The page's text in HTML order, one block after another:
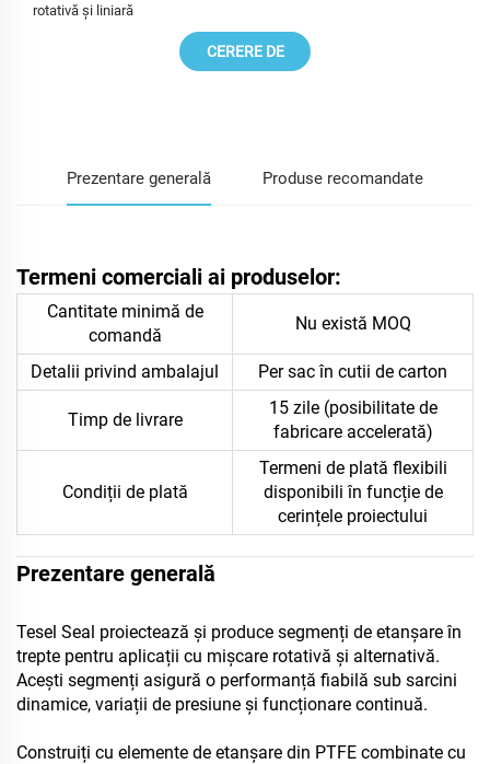
rotativă și liniară
CERERE DE
Prezentare generală Produse recomandate
Termeni comerciali ai produselor:
Cantitate minimă de
comandă
Nu există MOQ
Detalii privind ambalajul Per sac în cutii de carton
Timp de livrare
15 zile (posibilitate de
fabricare accelerată)
Condiții de plată
Termeni de plată flexibili
disponibili în funcție de
cerințele proiectului
Prezentare generală
Tesel Seal proiectează și produce segmenți de etanșare în
trepte pentru aplicații cu mișcare rotativă și alternativă.
Acești segmenți asigură o performanță fiabilă sub sarcini
dinamice, variații de presiune și funcționare continuă.
Construiți cu elemente de etanșare din PTFE combinate cu